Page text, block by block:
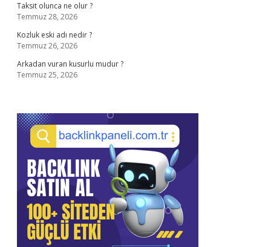
Taksit olunca ne olur ?
Temmuz 28, 2026
Kozluk eski adı nedir ?
Temmuz 26, 2026
Arkadan vuran kusurlu mudur ?
Temmuz 25, 2026